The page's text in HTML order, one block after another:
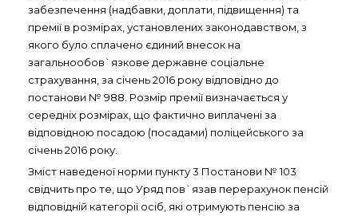
забезпечення (надбавки, доплати, підвищення) та
премії в розмірах, установлених законодавством, з
якого було сплачено єдиний внесок на
загальнообов`язкове державне соціальне
страхування, за січень 2016 року відповідно до
постанови № 988. Розмір премії визначається у
середніх розмірах, що фактично виплачені за
відповідною посадою (посадами) поліцейського за
січень 2016 року.
Зміст наведеної норми пункту 3 Постанови № 103
свідчить про те, що Уряд пов`язав перерахунок пенсій
відповідній категорії осіб, які отримують пенсію за